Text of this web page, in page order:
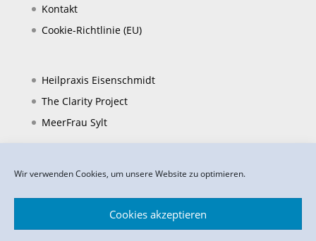
Wir verwenden Cookies, um unsere Website zu optimieren.
Cookies akzeptieren
Kontakt
Cookie-Richtlinie (EU)
Heilpraxis Eisenschmidt
The Clarity Project
MeerFrau Sylt